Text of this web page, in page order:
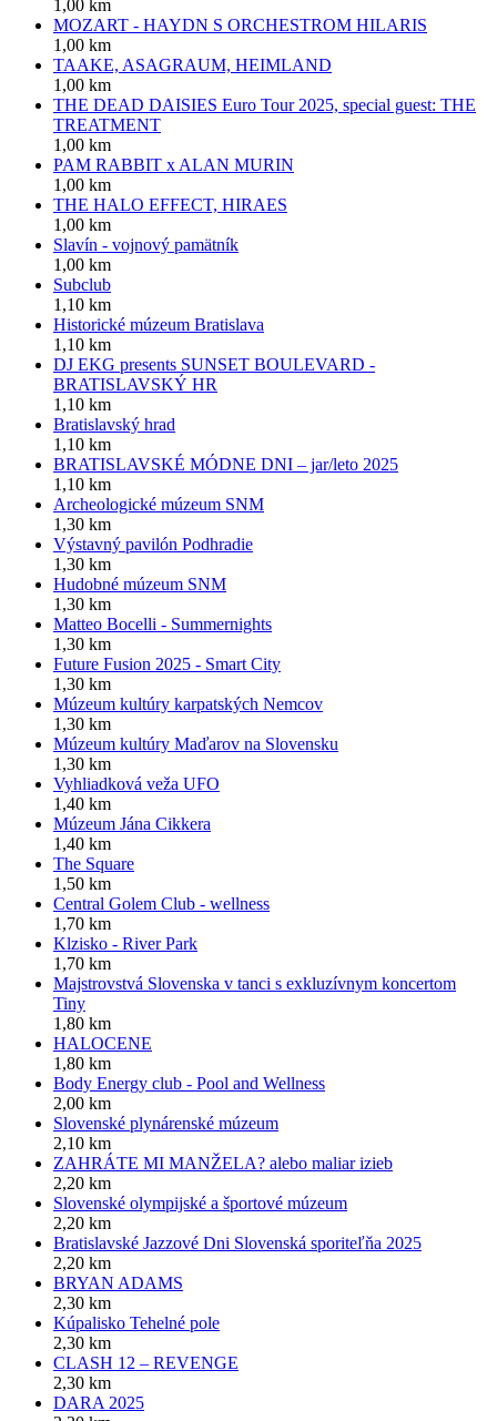
1,00 km
MOZART - HAYDN S ORCHESTROM HILARIS
1,00 km
TAAKE, ASAGRAUM, HEIMLAND
1,00 km
THE DEAD DAISIES Euro Tour 2025, special guest: THE
TREATMENT
1,00 km
PAM RABBIT x ALAN MURIN
1,00 km
THE HALO EFFECT, HIRAES
1,00 km
Slavín - vojnový pamätník
1,00 km
Subclub
1,10 km
Historické múzeum Bratislava
1,10 km
DJ EKG presents SUNSET BOULEVARD -
BRATISLAVSKÝ HR
1,10 km
Bratislavský hrad
1,10 km
BRATISLAVSKÉ MÓDNE DNI – jar/leto 2025
1,10 km
Archeologické múzeum SNM
1,30 km
Výstavný pavilón Podhradie
1,30 km
Hudobné múzeum SNM
1,30 km
Matteo Bocelli - Summernights
1,30 km
Future Fusion 2025 - Smart City
1,30 km
Múzeum kultúry karpatských Nemcov
1,30 km
Múzeum kultúry Maďarov na Slovensku
1,30 km
Vyhliadková veža UFO
1,40 km
Múzeum Jána Cikkera
1,40 km
The Square
1,50 km
Central Golem Club - wellness
1,70 km
Klzisko - River Park
1,70 km
Majstrovstvá Slovenska v tanci s exkluzívnym koncertom
Tiny
1,80 km
HALOCENE
1,80 km
Body Energy club - Pool and Wellness
2,00 km
Slovenské plynárenské múzeum
2,10 km
ZAHRÁTE MI MANŽELA? alebo maliar izieb
2,20 km
Slovenské olympijské a športové múzeum
2,20 km
Bratislavské Jazzové Dni Slovenská sporiteľňa 2025
2,20 km
BRYAN ADAMS
2,30 km
Kúpalisko Tehelné pole
2,30 km
CLASH 12 – REVENGE
2,30 km
DARA 2025